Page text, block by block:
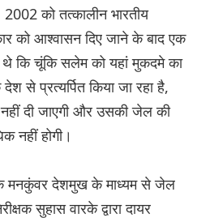
को तत्कालीन भारतीय
को आश्वासन दिए जाने के बाद एक
थे कि चूंकि सलेम को यहां मुकदमे का
से प्रत्यर्पित किया जा रहा है,
दी जाएगी और उसकी जेल की
नहीं होगी।
मनकुंवर देशमुख के माध्यम से जेल
सुहास वारके द्वारा दायर